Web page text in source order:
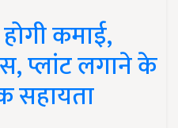
कमाई,
प्लांट लगाने के
सहायता